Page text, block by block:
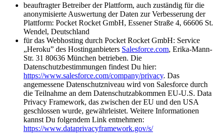
beauftragter Betreiber der Plattform, auch zuständig für die
anonymisierte Auswertung der Daten zur Verbesserung der
Plattform: Pocket Rocket GmbH, Essener Straße 4, 66606 St.
Wendel, Deutschland
für das Webhosting durch Pocket Rocket GmbH: Service
„Heroku” des Hostinganbieters Salesforce.com, Erika-Mann-
Str. 31 80636 München betrieben. Die
Datenschutzbestimmungen findest Du hier:
https://www.salesforce.com/company/privacy. Das
angemessene Datenschutzniveau wird von Salesforce durch
die Teilnahme an dem Datenschutzabkommen EU-U.S. Data
Privacy Framework, das zwischen der EU und den USA
geschlossen wurde, gewährleistet. Weitere Informationen
kannst Du folgendem Link entnehmen:
https://www.dataprivacyframework.gov/s/